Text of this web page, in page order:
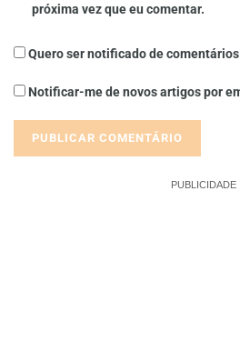
próxima vez que eu comentar.
Quero ser notificado de
Notificar-me de novos artigos por
PUBLICIDADE